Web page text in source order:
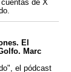
de X
El
Marc
el pódcast